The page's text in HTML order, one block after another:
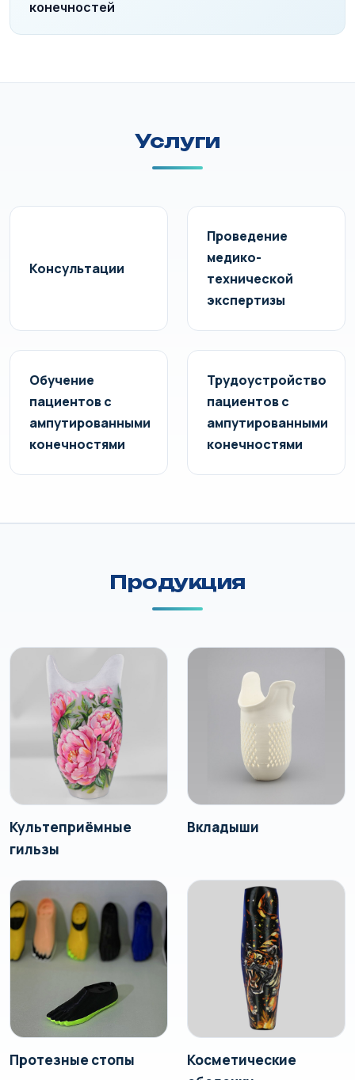
конечностей
Услуги
Консультации
Проведение
медико-
технической
экспертизы
Обучение
пациентов с
ампутированными
конечностями
Трудоустройство
пациентов с
ампутированными
конечностями
Продукция
Культеприёмные
гильзы
Вкладыши
Протезные стопы
Косметические